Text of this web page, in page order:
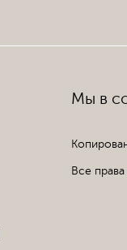
Мы в
Все